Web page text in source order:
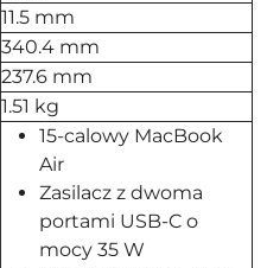
11.5 mm
340.4 mm
237.6 mm
1.51 kg
15-calowy MacBook
Air
Zasilacz z dwoma
portami USB-C o
mocy 35 W